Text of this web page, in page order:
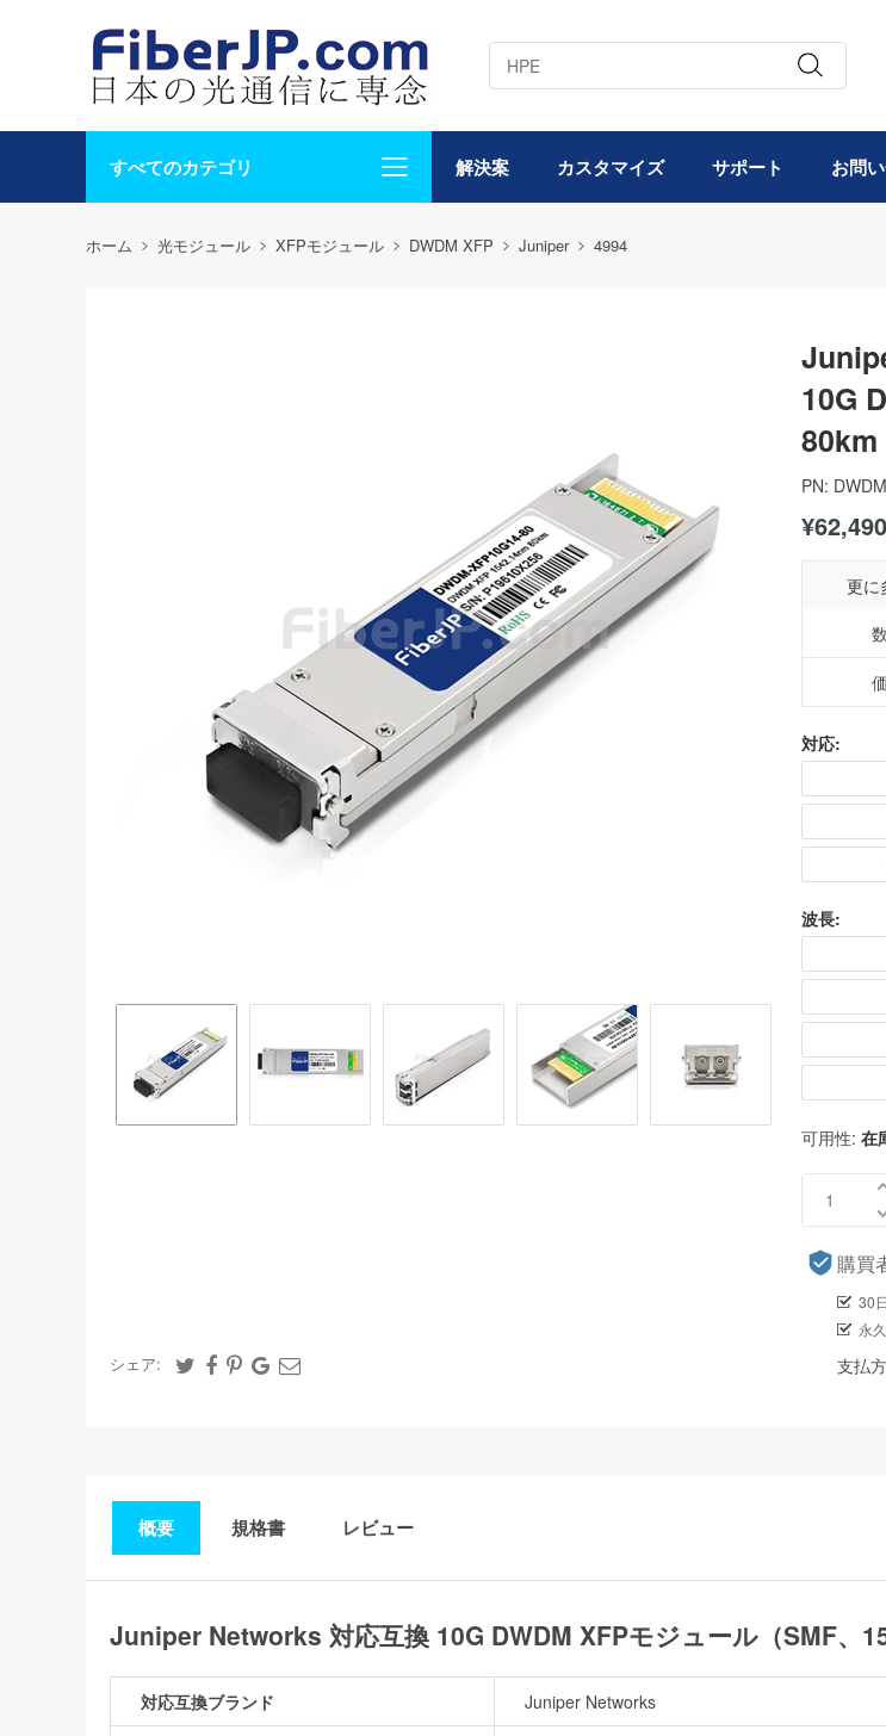
すべてのカテゴリ 解決案 カスタマイズ サポート お問
ホーム 光モジュール XFPモジュール DWDM XFP Juniper 4994
シェア:
10G
80km
PN:
¥62,490
更に
対応:
波長:
可用性: 在
購買
30
永
支払
概要 規格書 レビュー
Juniper Networks 対応互換 10G DWDM XFPモジュール（SMF、
対応互換ブランド Juniper Networks